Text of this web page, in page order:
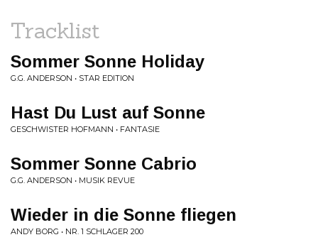
Tracklist
Sommer Sonne Holiday
G.G. ANDERSON • STAR EDITION
Hast Du Lust auf Sonne
GESCHWISTER HOFMANN • FANTASIE
Sommer Sonne Cabrio
G.G. ANDERSON • MUSIK REVUE
Wieder in die Sonne fliegen
ANDY BORG • NR. 1 SCHLAGER 200